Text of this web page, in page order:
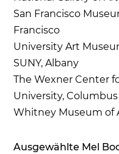
San Francisco
Francisco
University Art
SUNY, Albany
The Wexner Center
University, Columbus
Whitney Museum of
Ausgewählte Mel